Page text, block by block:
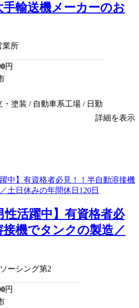
輸送機メーカーのお
業所
円
・塗装 / 自動車系工場 / 日勤
詳細を表示
性活躍中】有資格者必
接機でタンクの製造／
ーシング第2
円